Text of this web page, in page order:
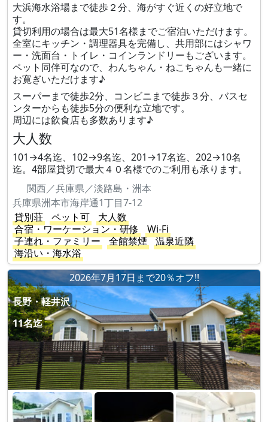
大浜海水浴場まで徒歩２分、海がすぐ近くの好立地で
す。
貸切利用の場合は最大51名様までご宿泊いただけます。
全室にキッチン・調理器具を完備し、共用部にはシャワ
ー・洗面台・トイレ・コインランドリーもございます。
ペット同伴可なので、わんちゃん・ねこちゃんも一緒に
お寛ぎいただけます♪
スーパーまで徒歩2分、コンビニまで徒歩３分、バスセ
ンターからも徒歩5分の便利な立地です。
周辺には飲食店も多数あります♪
大人数
101→4名迄、102→9名迄、201→17名迄、202→10名
迄。4部屋貸切で最大４０名様でのご利用も承ります。
関西／兵庫県／淡路島・洲本
兵庫県洲本市海岸通1丁目7-12
貸別荘
ペット可
大人数
合宿・ワーケーション・研修
Wi-Fi
子連れ・ファミリー
全館禁煙
温泉近隣
海沿い・海水浴
2026年7月17日まで20％オフ!!
長野・軽井沢
11名迄